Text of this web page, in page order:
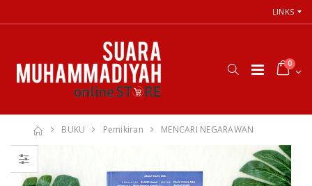
LINKS
0
BUKU Pemikiran MENCARI NEGARAWAN